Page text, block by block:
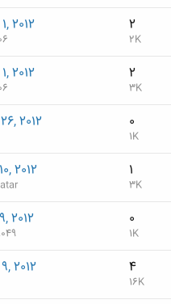
2
2K
2012
2
3K
2012
0
1K
2012
1
3K
2012
0
1K
2012
4
16K
2012